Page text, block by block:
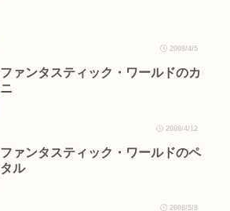
2008/4/5
ファンタスティック・ワールドのカ
ニ
2008/4/12
ファンタスティック・ワールドのペ
タル
2008/5/8